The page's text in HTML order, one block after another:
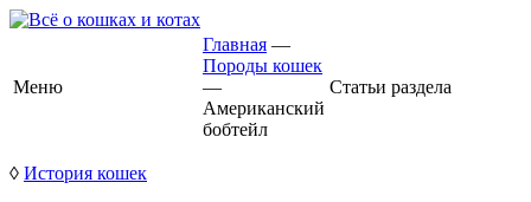
Меню
Главная —
Породы кошек
—
Американский
бобтейл
Статьи раздела
◊ История кошек